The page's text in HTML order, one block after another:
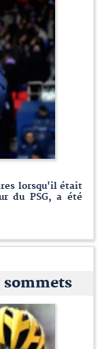
lorsqu'il était
du PSG, a été
sommets